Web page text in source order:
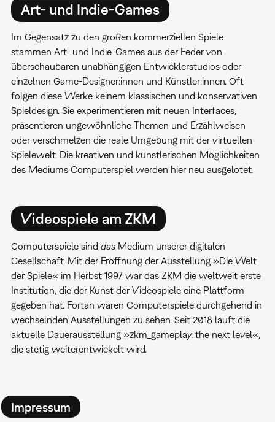
Art- und Indie-Games
Im Gegensatz zu den großen kommerziellen Spiele
stammen Art- und Indie-Games aus der Feder von
überschaubaren unabhängigen Entwicklerstudios oder
einzelnen Game-Designer:innen und Künstler:innen. Oft
folgen diese Werke keinem klassischen und konservativen
Spieldesign. Sie experimentieren mit neuen Interfaces,
präsentieren ungewöhnliche Themen und Erzählweisen
oder verschmelzen die reale Umgebung mit der virtuellen
Spielewelt. Die kreativen und künstlerischen Möglichkeiten
des Mediums Computerspiel werden hier neu ausgelotet.
Videospiele am ZKM
Computerspiele sind dasMedium unserer digitalen
Gesellschaft. Mit der Eröffnung der Ausstellung »Die Welt
der Spiele« im Herbst 1997 war das ZKM die weltweit erste
Institution, die der Kunst der Videospiele eine Plattform
gegeben hat. Fortan waren Computerspiele durchgehend in
wechselnden Ausstellungen zu sehen. Seit 2018 läuft die
aktuelle Dauerausstellung »zkm_gameplay. the next level«,
die stetig weiterentwickelt wird.
Impressum